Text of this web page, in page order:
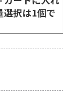
選択は1個で